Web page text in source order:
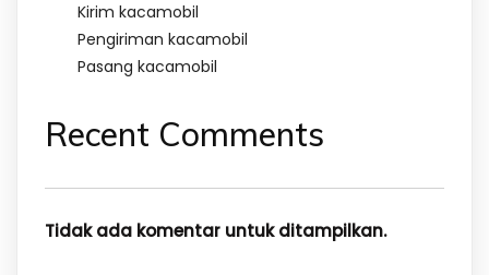
Kirim kacamobil
Pengiriman kacamobil
Pasang kacamobil
Recent Comments
Tidak ada komentar untuk ditampilkan.